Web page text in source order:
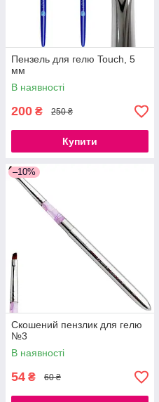
Пензель для гелю Touch, 5
мм
В наявності
200 ₴ 250 ₴
Купити
–10%
Скошений пензлик для гелю
№3
В наявності
54 ₴ 60 ₴